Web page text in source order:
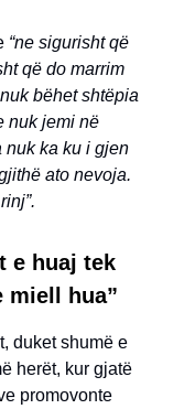
“ne sigurisht që
që do marrim
bëhet shtëpia
nuk jemi në
nuk ka ku i gjen
ato nevoja.
e huaj tek
miell hua”
duket shumë e
herët, kur gjatë
promovonte